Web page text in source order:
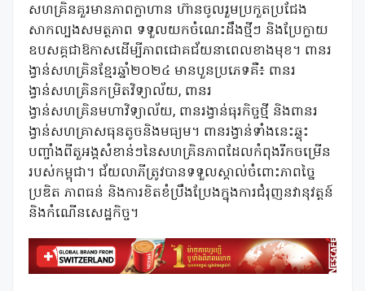
សហគ្រិនគួរមានភាពក្លាហាន ហ៊ានចូលរួមប្រកួតប្រជែង
សាកល្បងសមត្ថភាព ទទួលយកចំណេះដឹងថ្មីៗ និងប្រែក្លាយ
ឧបសគ្គជាឱកាសដើម្បីភាពជោគជ័យនាពេលខាងមុខ។ ពានរ
ង្វាន់សហគ្រិនខ្មែរឆ្នាំ២០២៤ មានបួនប្រភេទគឺ៖ ពានរ
ង្វាន់សហគ្រិនកម្រិតវិទ្យាល័យ, ពានរ
ង្វាន់សហគ្រិនមហាវិទ្យាល័យ, ពានរង្វាន់ធុរកិច្ចថ្មី និងពានរ
ង្វាន់សហគ្រាសធុនតូចនិងមធ្យម។ ពានរង្វាន់ទាំងនេះឆ្លុះ
បញ្ចាំងពីតួអង្គសំខាន់ៗនៃសហគ្រិនភាពដែលកំពុងរីកចម្រើន
របស់កម្ពុជា។ ជ័យលាភីត្រូវបានទទួលស្គាល់ចំពោះភាពច្នៃ
ប្រឌិត ភាពធន់ និងការខិតខំប្រឹងប្រែងក្នុងការជំរុញនវានុវត្តន៍
និងកំណើនសេដ្ឋកិច្ច។